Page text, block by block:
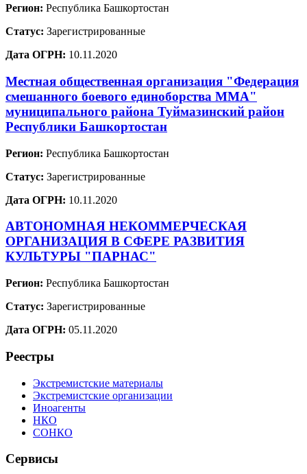
Регион: Республика Башкортостан
Статус: Зарегистрированные
Дата ОГРН: 10.11.2020
Местная общественная организация "Федерация
смешанного боевого единоборства ММА"
муниципального района Туймазинский район
Республики Башкортостан
Регион: Республика Башкортостан
Статус: Зарегистрированные
Дата ОГРН: 10.11.2020
АВТОНОМНАЯ НЕКОММЕРЧЕСКАЯ
ОРГАНИЗАЦИЯ В СФЕРЕ РАЗВИТИЯ
КУЛЬТУРЫ "ПАРНАС"
Регион: Республика Башкортостан
Статус: Зарегистрированные
Дата ОГРН: 05.11.2020
Реестры
Экстремистские материалы
Экстремистские организации
Иноагенты
НКО
СОНКО
Сервисы